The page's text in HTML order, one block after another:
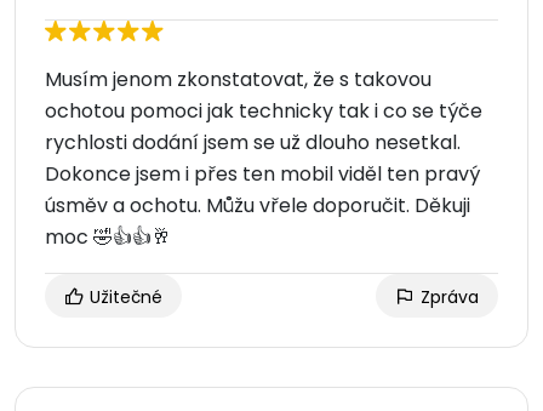
Musím jenom zkonstatovat, že s takovou
ochotou pomoci jak technicky tak i co se týče
rychlosti dodání jsem se už dlouho nesetkal.
Dokonce jsem i přes ten mobil viděl ten pravý
úsměv a ochotu. Můžu vřele doporučit. Děkuji
moc 🤣👍👍🥂
Užitečné Zpráva